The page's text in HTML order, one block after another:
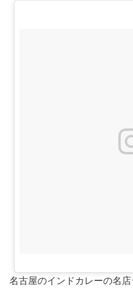
名古屋のインドカレーの名